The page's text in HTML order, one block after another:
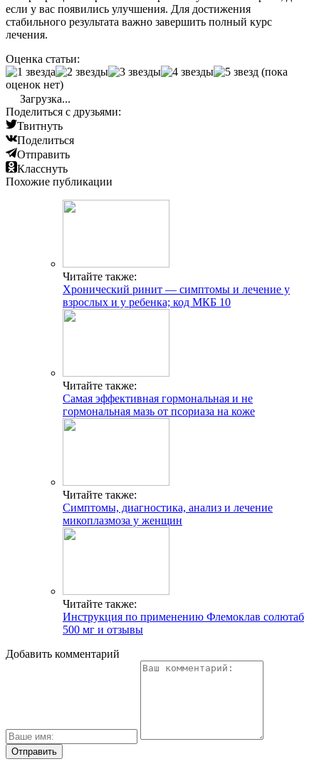
Симптомы, диагностика, анализ и лечение
микоплазмоза у женщин
Читайте также:
Инструкция по применению Флемоклав солютаб
500 мг и отзывы
Добавить комментарий
Врачи-специалисты
Врач кардиолог
Врач акушер-гинеколог
Диагностическое отделение
УЗИ
Полезные статьи:
Зачем нужна эхокардиография?
Тест на антитела к COVID-19
Анализ крови на онкомаркеры
Популярные статьи
Как узнать есть ли в организме тромбы
Симптомы тромба в руке
Кровь из носа идет при колебании давления